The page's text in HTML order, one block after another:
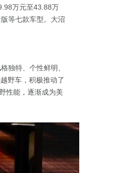
万元至43.88万
等七款车型。大沼
独特、个性鲜明、
野车，积极推动了
性能，逐渐成为美